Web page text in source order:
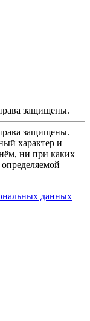
защищены.
защищены.
характер и
ни при каких
данных